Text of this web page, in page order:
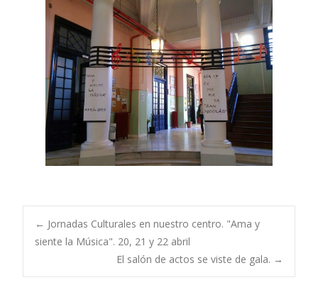
Navegación
de
← Jornadas Culturales en nuestro centro. "Ama y
siente la Música". 20, 21 y 22 abril
El salón de actos se viste de gala. →